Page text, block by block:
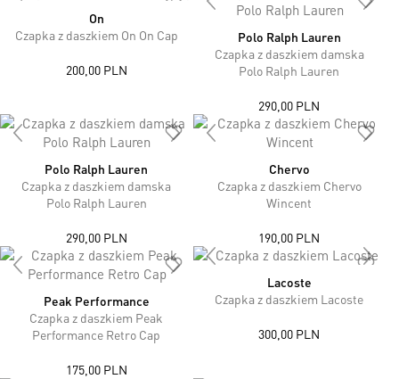
On
Czapka z daszkiem On On Cap
200,00 PLN
Polo Ralph Lauren
Czapka z daszkiem damska
Polo Ralph Lauren
290,00 PLN
Polo Ralph Lauren
Czapka z daszkiem damska
Polo Ralph Lauren
290,00 PLN
Chervo
Czapka z daszkiem Chervo
Wincent
190,00 PLN
Peak Performance
Czapka z daszkiem Peak
Performance Retro Cap
175,00 PLN
Lacoste
Czapka z daszkiem Lacoste
300,00 PLN